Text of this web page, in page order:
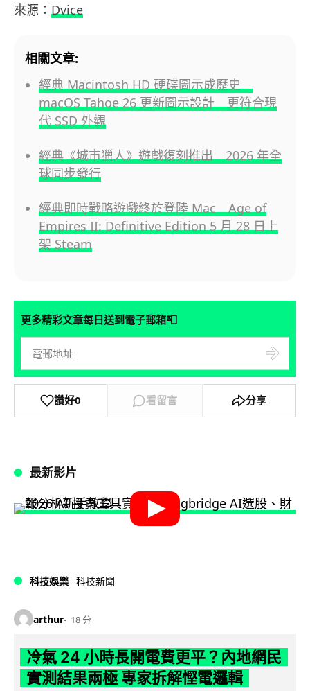
來源： Dvice
相關文章:
經典 Macintosh HD 硬碟圖示成歷史
macOS Tahoe 26 更新圖示設計 更符合現
代 SSD 外觀
經典《城市獵人》遊戲復刻推出 2026 年全
球同步發行
經典即時戰略遊戲終於登陸 Mac Age of
Empires II: Definitive Edition 5 月 28 日上
架 Steam
更多精彩文章每日送到電子郵箱📮
讚好0 看留言 分享
最新影片
科技娛樂 科技新聞
arthur 18 分
冷氣 24 小時長開電費更平？內地網民
實測結果兩極 專家拆解慳電邏輯